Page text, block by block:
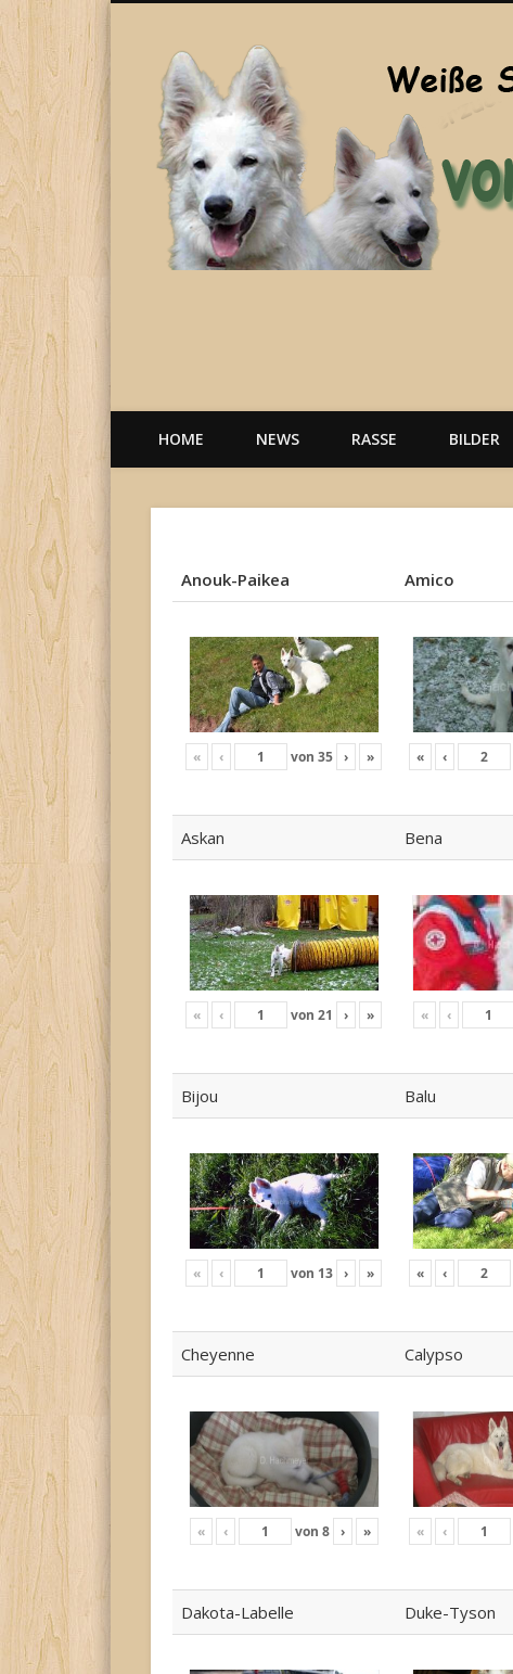
Welpen, weiße Schäferhunde, Hunde, Berger Blanc Suisse
HOME NEWS RASSE BILDER
Anouk-Paikea
Amico
« ‹ von35 › » « ‹
Askan Bena
« ‹ von21 › » « ‹
Bijou Balu
« ‹ von 13 › » « ‹
Cheyenne Calypso
« ‹ von 8 › » « ‹
Dakota-Labelle Duke-Tyson